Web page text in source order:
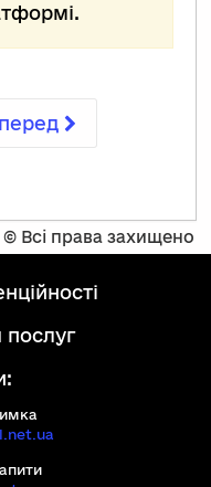
© Всі права захищено
послуг